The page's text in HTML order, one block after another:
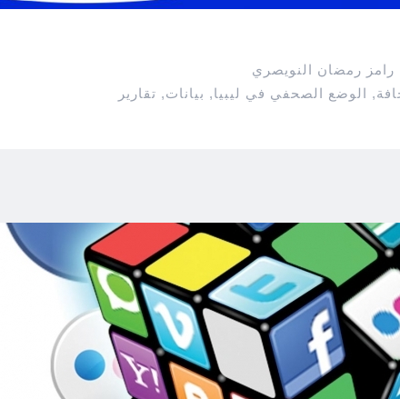
رامز رمضان النويصري
, الوضع الصحفي في ليبيا, بيانات, تقارير